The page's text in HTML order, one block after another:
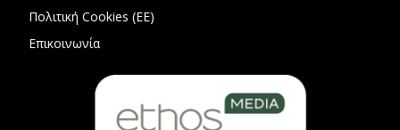
Πολιτική Cookies (ΕΕ)
Επικοινωνία